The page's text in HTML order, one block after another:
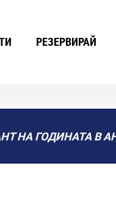
РЕЗЕРВИРАЙ
НА ГОДИНАТА В